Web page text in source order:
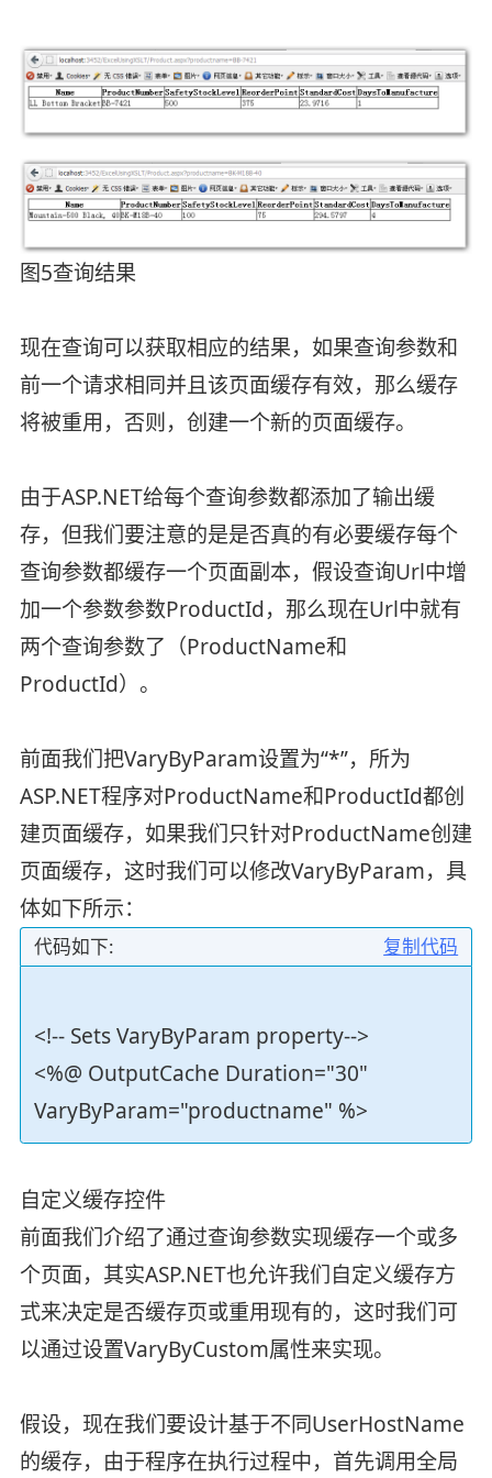
图5查询结果
现在查询可以获取相应的结果，如果查询参数和
前一个请求相同并且该页面缓存有效，那么缓存
将被重用，否则，创建一个新的页面缓存。
由于ASP.NET给每个查询参数都添加了输出缓
存，但我们要注意的是是否真的有必要缓存每个
查询参数都缓存一个页面副本，假设查询Url中增
加一个参数参数ProductId，那么现在Url中就有
两个查询参数了（ProductName和
ProductId）。
前面我们把VaryByParam设置为“*”，所为
ASP.NET程序对ProductName和ProductId都创
建页面缓存，如果我们只针对ProductName创建
页面缓存，这时我们可以修改VaryByParam，具
体如下所示：
复制代码
代码如下:
<!-- Sets VaryByParam property-->
<%@ OutputCache Duration="30"
VaryByParam="productname" %>
自定义缓存控件
前面我们介绍了通过查询参数实现缓存一个或多
个页面，其实ASP.NET也允许我们自定义缓存方
式来决定是否缓存页或重用现有的，这时我们可
以通过设置VaryByCustom属性来实现。
假设，现在我们要设计基于不同UserHostName
的缓存，由于程序在执行过程中，首先调用全局